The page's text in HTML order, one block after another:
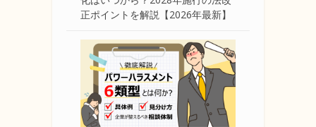
正ポイントを解説【2026年最新】